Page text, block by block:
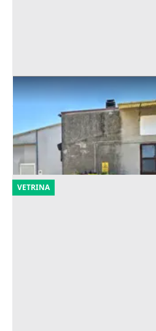
Asta Capannone
Costa di Rovigo (Rovigo)
Offerta minima
16.875 €
14/09/2026
VETRINA